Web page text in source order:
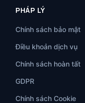
PHÁP LÝ
Chính sách bảo mật
Điều khoản dịch vụ
Chính sách hoàn tất
GDPR
Chính sách Cookie